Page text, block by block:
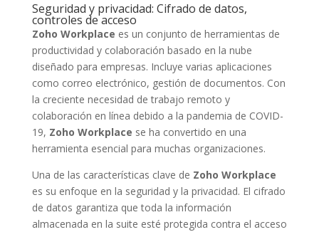
Seguridad y privacidad: Cifrado de datos,
controles de acceso
Zoho Workplace es un conjunto de herramientas de
productividad y colaboración basado en la nube
diseñado para empresas. Incluye varias aplicaciones
como correo electrónico, gestión de documentos. Con
la creciente necesidad de trabajo remoto y
colaboración en línea debido a la pandemia de COVID-
19, Zoho Workplace se ha convertido en una
herramienta esencial para muchas organizaciones.
Una de las características clave de Zoho Workplace
es su enfoque en la seguridad y la privacidad. El cifrado
de datos garantiza que toda la información
almacenada en la suite esté protegida contra el acceso